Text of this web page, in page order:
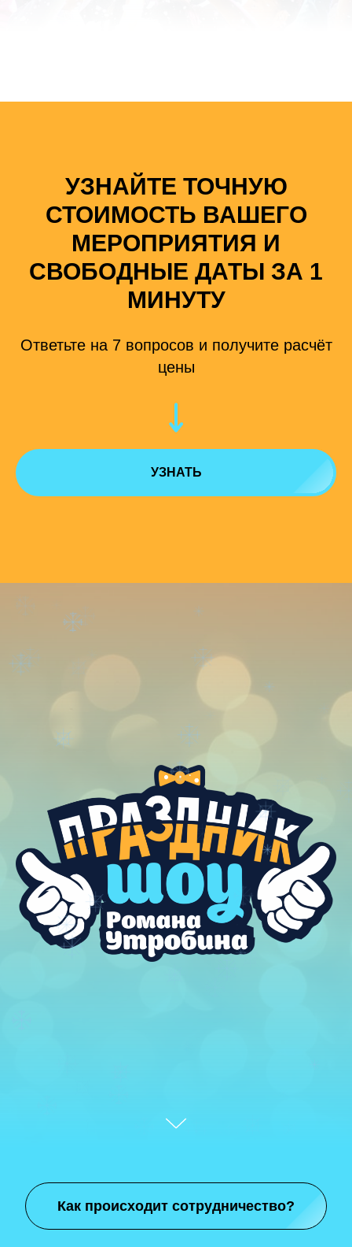
УЗНАЙТЕ ТОЧНУЮ
СТОИМОСТЬ ВАШЕГО
МЕРОПРИЯТИЯ И
СВОБОДНЫЕ ДАТЫ ЗА 1
МИНУТУ
Ответьте на 7 вопросов и получите расчёт
цены
УЗНАТЬ
Как происходит сотрудничество?